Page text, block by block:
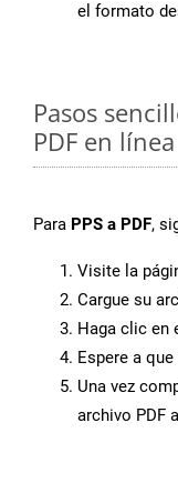
el formato
Pasos
PDF en línea
Para PPS a PDF,
Visite la
Cargue su
Haga clic en
Espere a
Una vez
archivo PDF